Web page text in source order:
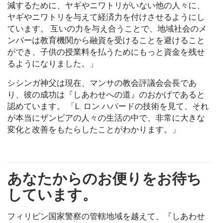
減するために、ヤギやニワトリがいない他の人々に、
ヤギやニワトリを与えて経済力を付けさせるようにし
ています。 互いの力を与え合うことで、地域社会のメ
ンバーは教育機関から融資を受けることを避けること
ができ、子供の授業料を払うためにもっと資金を残せ
るようになりました。」
シシンガ神父は現在、マンサの教会評議会会長であ
り、彼の成功は『しあわせへの道』のおかげであると
認めています。
「L. ロン ハバードの技術を見て、それ
が本当にザンビアの人々の生活の中で、非常に大きな
変化と改善をもたらしたことがわかります。」
あなたからのお便りをお待ち
しています。
フィリピン国家警察の管轄地域を越えて、『しあわせ